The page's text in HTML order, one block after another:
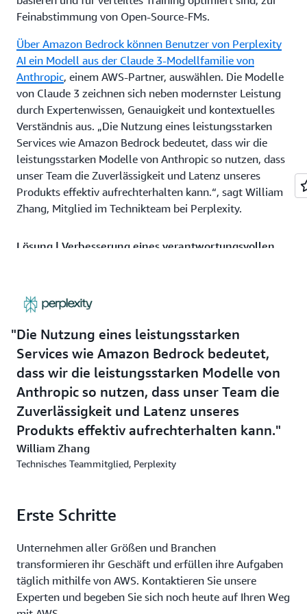
Feinabstimmung von Open-Source-FMs.
Über Amazon Bedrock können Benutzer von Perplexity
AI ein Modell aus der Claude 3-Modellfamilie von
Anthropic, einem AWS-Partner, auswählen. Die Modelle
von Claude 3 zeichnen sich neben modernster Leistung
durch Expertenwissen, Genauigkeit und kontextuelles
Verständnis aus. „Die Nutzung eines leistungsstarken
Services wie Amazon Bedrock bedeutet, dass wir die
leistungsstarken Modelle von Anthropic so nutzen, dass
unser Team die Zuverlässigkeit und Latenz unseres
Produkts effektiv aufrechterhalten kann.“, sagt William
Zhang, Mitglied im Technikteam bei Perplexity.
Lösung | Verbesserung eines verantwortungsvollen
Da Claude Informationen in prägnanter, natürlicher
Antworten gelangen. Benutzer können auch große
Dokumente schnell hochladen und analysieren, da die
Claude-3-Modelle ein Kontextfenster von 200 000 Token
bieten, was etwa 150 000 Wörtern oder mehr als
500 Seiten entspricht. „Die Benutzerfreundlichkeit ist
entscheidend, wenn wir etwas zu einem Teil unseres
Produkts machen“, sagt Zhang. „Die Verwendung von
Claude 3 in Amazon Bedrock war Teil einer großartigen
Entwicklererfahrung.“
genau und hilfreich ist, indem es Halluzinationen
Vorgängermodell von Anthropic, Claude 2.1, hatte die
Rate der Halluzinationen bereits um die Hälfte reduziert.
Und Anthropic hat mit der Claude-3-Familie weitere
Verbesserungen bei der Verringerung von
Halluzinationen und der Erhöhung der Genauigkeit
Die Nutzung eines leistungsstarken
Services wie Amazon Bedrock bedeutet,
dass wir die leistungsstarken Modelle von
Anthropic so nutzen, dass unser Team die
Zuverlässigkeit und Latenz unseres
Produkts effektiv aufrechterhalten kann.
William Zhang
Technisches Teammitglied, Perplexity
Erste Schritte
Unternehmen aller Größen und Branchen
transformieren ihr Geschäft und erfüllen ihre Aufgaben
täglich mithilfe von AWS. Kontaktieren Sie unsere
Experten und begeben Sie sich noch heute auf Ihren Weg